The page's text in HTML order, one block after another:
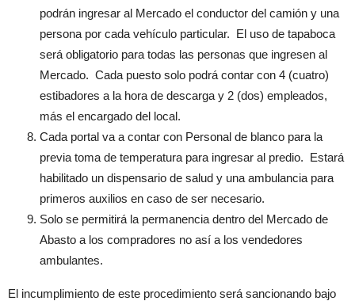
podrán ingresar al Mercado el conductor del camión y una
persona por cada vehículo particular. El uso de tapaboca
será obligatorio para todas las personas que ingresen al
Mercado. Cada puesto solo podrá contar con 4 (cuatro)
estibadores a la hora de descarga y 2 (dos) empleados,
más el encargado del local.
Cada portal va a contar con Personal de blanco para la
previa toma de temperatura para ingresar al predio. Estará
habilitado un dispensario de salud y una ambulancia para
primeros auxilios en caso de ser necesario.
Solo se permitirá la permanencia dentro del Mercado de
Abasto a los compradores no así a los vendedores
ambulantes.
El incumplimiento de este procedimiento será sancionando bajo